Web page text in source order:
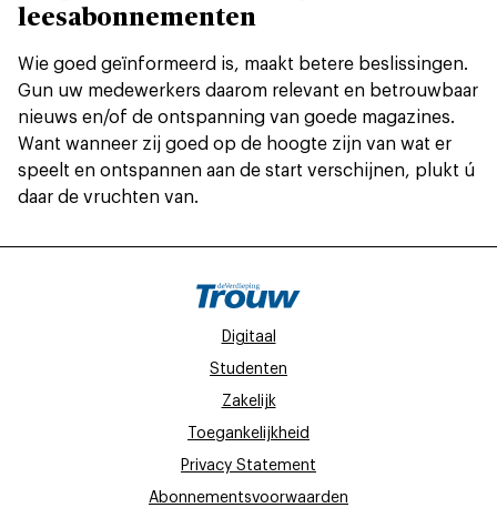
leesabonnementen
Wie goed geïnformeerd is, maakt betere beslissingen.
Gun uw medewerkers daarom relevant en betrouwbaar
nieuws en/of de ontspanning van goede magazines.
Want wanneer zij goed op de hoogte zijn van wat er
speelt en ontspannen aan de start verschijnen, plukt ú
daar de vruchten van.
Digitaal
Studenten
Zakelijk
Toegankelijkheid
Privacy Statement
Abonnementsvoorwaarden